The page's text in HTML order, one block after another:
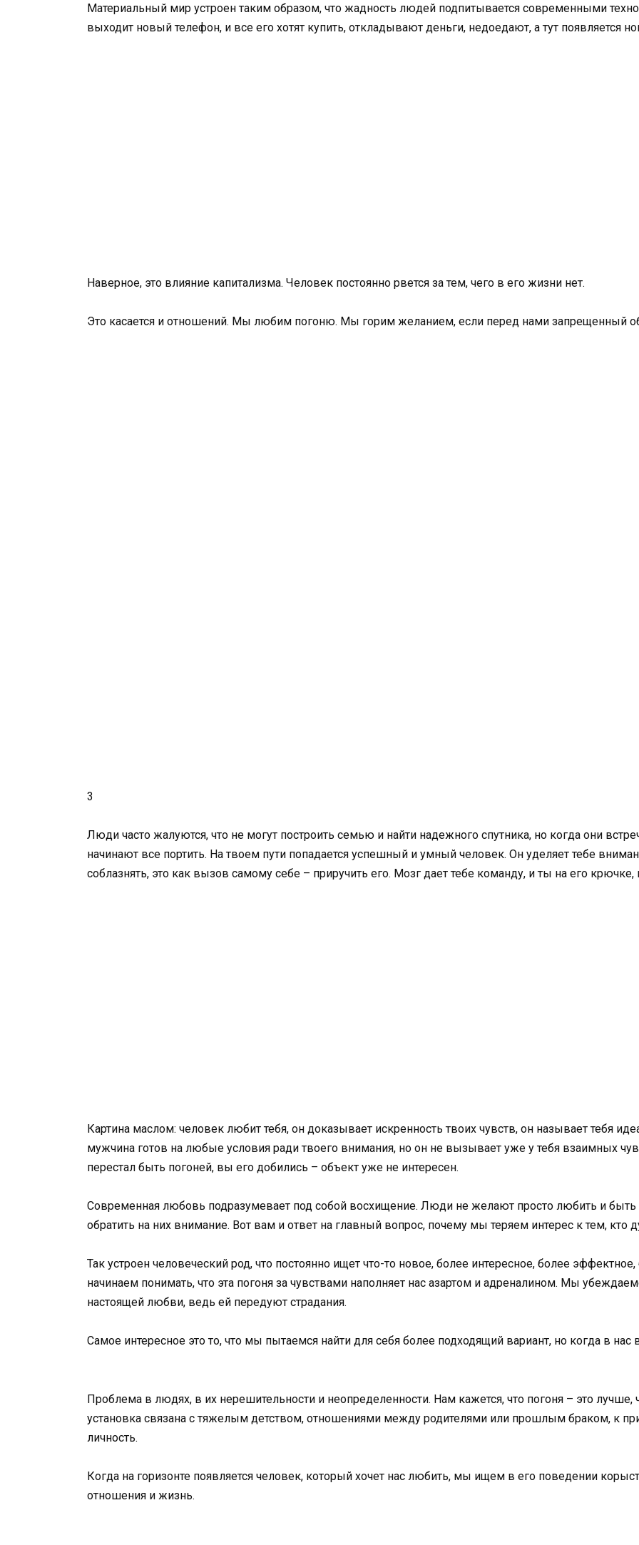
Материальный мир устроен таким образом, что жадность людей подпитывается современными
выходит новый телефон, и все его хотят купить, откладывают деньги, недоедают, а тут появляется
Наверное, это влияние капитализма. Человек постоянно рвется за тем, чего в его жизни нет.
Это касается и отношений. Мы любим погоню. Мы горим желанием, если перед нами запрещенный
3
Люди часто жалуются, что не могут построить семью и найти надежного спутника, но когда они
начинают все портить. На твоем пути попадается успешный и умный человек. Он уделяет тебе
соблазнять, это как вызов самому себе – приручить его. Мозг дает тебе команду, и ты на его
Картина маслом: человек любит тебя, он доказывает искренность твоих чувств, он называет тебя
мужчина готов на любые условия ради твоего внимания, но он не вызывает уже у тебя взаимных
перестал быть погоней, вы его добились – объект уже не интересен.
Современная любовь подразумевает под собой восхищение. Люди не желают просто любить и быть
обратить на них внимание. Вот вам и ответ на главный вопрос, почему мы теряем интерес к тем, кто
Так устроен человеческий род, что постоянно ищет что-то новое, более интересное, более
начинаем понимать, что эта погоня за чувствами наполняет нас азартом и адреналином. Мы
настоящей любви, ведь ей передуют страдания.
Самое интересное это то, что мы пытаемся найти для себя более подходящий вариант, но когда в нас
Проблема в людях, в их нерешительности и неопределенности. Нам кажется, что погоня – это
установка связана с тяжелым детством, отношениями между родителями или прошлым браком, к
личность.
Когда на горизонте появляется человек, который хочет нас любить, мы ищем в его поведении
отношения и жизнь.